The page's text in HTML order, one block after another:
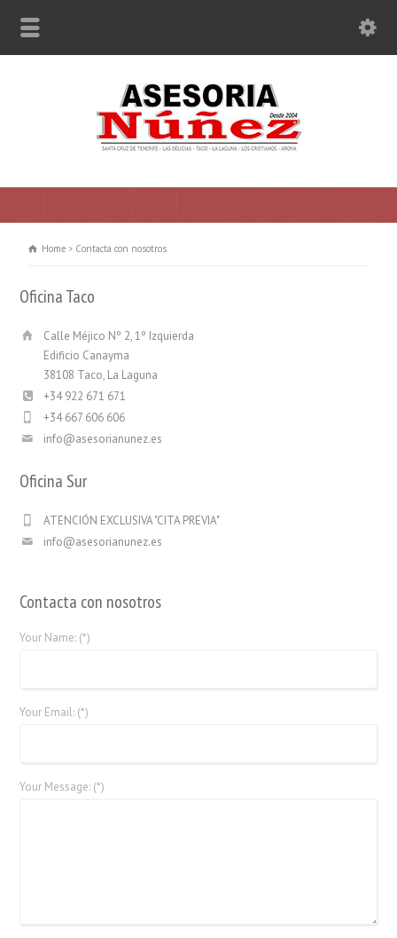
Home Contacta con nosotros
Oficina Taco
Calle Méjico Nº 2, 1º Izquierda
Edificio Canayma
38108 Taco, La Laguna
+34 922 671 671
+34 667 606 606
info@asesorianunez.es
Oficina Sur
ATENCIÓN EXCLUSIVA "CITA PREVIA"
info@asesorianunez.es
Contacta con nosotros
Your Name: (*)
Your Email: (*)
Your Message: (*)